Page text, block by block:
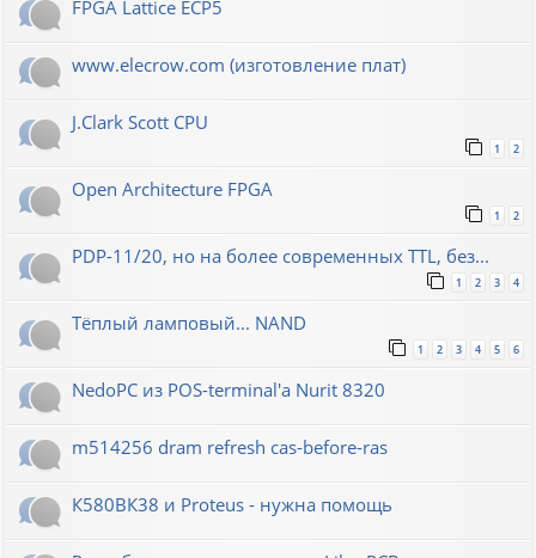
FPGA Lattice ECP5
www.elecrow.com (изготовление плат)
J.Clark Scott CPU
1 2
Open Architecture FPGA
1 2
PDP-11/20, но на более современных TTL, без...
1 2 3 4
Тёплый ламповый... NAND
1 2 3 4 5 6
NedoPC из POS-terminal'а Nurit 8320
m514256 dram refresh cas-before-ras
К580ВК38 и Proteus - нужна помощь